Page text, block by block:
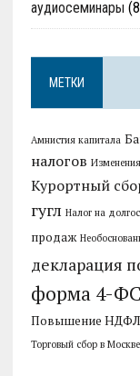
аудиосеминары
МЕТКИ
Амнистия капитала
налогов
Курортный
гугл Налог на
продаж
декларация
форма 4-
Повышение НДФЛ
Торговый сбор в Москве